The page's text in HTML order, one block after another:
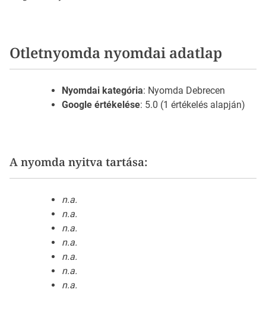
Otletnyomda nyomdai adatlap
Nyomdai kategória: Nyomda Debrecen
Google értékelése: 5.0 (1 értékelés alapján)
A nyomda nyitva tartása:
n.a.
n.a.
n.a.
n.a.
n.a.
n.a.
n.a.